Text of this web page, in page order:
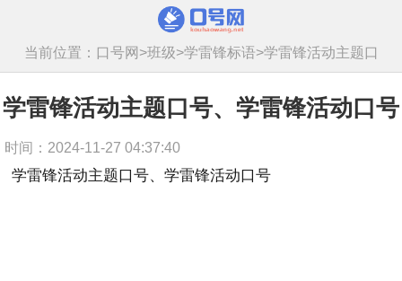
当前位置： 口号网 >班级>学雷锋标语>学雷锋活动主题口
学雷锋活动主题口号、学雷锋活动口号
时间：2024-11-27 04:37:40
学雷锋活动主题口号、学雷锋活动口号